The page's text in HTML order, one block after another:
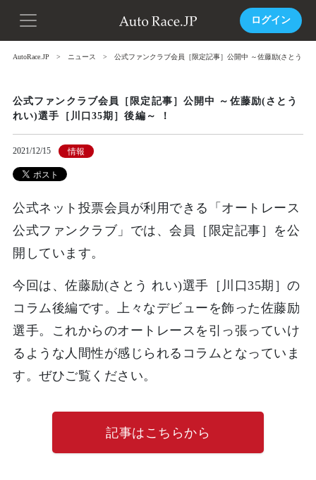
ログイン
AutoRace.JP ニュース 公式ファンクラブ会員［限定記事］公開中 ～佐藤励(さとう れ
公式ファンクラブ会員［限定記事］公開中 ～佐藤励(さとう
れい)選手［川口35期］後編～ ！
2021/12/15 情報
公式ネット投票会員が利用できる「オートレース
公式ファンクラブ」では、会員［限定記事］を公
開しています。
今回は、佐藤励(さとう れい)選手［川口35期］の
コラム後編です。上々なデビューを飾った佐藤励
選手。これからのオートレースを引っ張っていけ
るような人間性が感じられるコラムとなっていま
す。ぜひご覧ください。
記事はこちらから